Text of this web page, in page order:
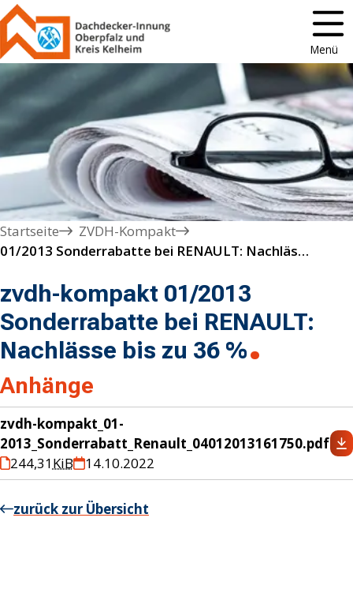
Menü
Startseite
ZVDH-Kompakt
01/2013 Sonderrabatte bei RENAULT: Nachlässe bis zu 36 %
zvdh-kompakt 01/2013
Sonderrabatte bei RENAULT:
Nachlässe bis zu 36 %
Anhänge
zvdh-kompakt_01-
2013_Sonderrabatt_Renault_04012013161750.pdf
244,31KiB 14.10.2022
zurück zur Übersicht